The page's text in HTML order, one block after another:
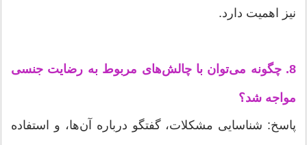
نیز اهمیت دارد.
8. چگونه می‌توان با چالش‌های مربوط به رضایت جنسی
مواجه شد؟
پاسخ: شناسایی مشکلات، گفتگو درباره آن‌ها، و استفاده